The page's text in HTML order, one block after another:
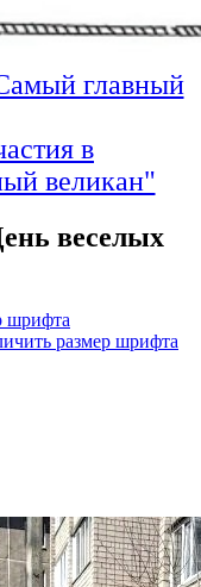
главный
в
великан"
веселых
шрифта
размер шрифта